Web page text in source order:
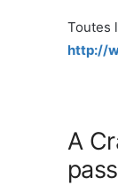
Toutes
http://
A